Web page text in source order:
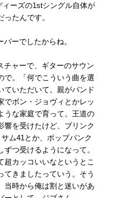
ィーズの1stシングル自体が
たんです。
ーでしたからね。
ャーで、ギターのサウン
で。「何でこういう曲を選
ていただいて。親がバンド
でボン・ジョヴィとかレッ
うな家庭で育って。王道の
響を受けたけど、ブリンク
ム41とか、ポップパンク
つ受けるようになって。
超カッコいいなというとこ
てきましたっていう。そう
当時から俺は割と迷いがあ